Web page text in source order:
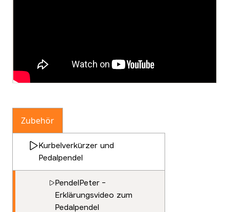
Zubehör
Kurbelverkürzer und
Pedalpendel
PendelPeter -
Erklärungsvideo zum
Pedalpendel